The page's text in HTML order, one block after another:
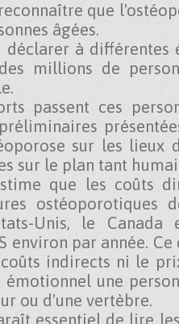
que
âgées.
déclarer à différentes
millions de
passent ces
sur les lieux
sur le plan tant
que les coûts
ostéoporotiques
Unis, le Canada
environ par année.
indirects ni le
une
ou d'une vertèbre.
essentiel de lire